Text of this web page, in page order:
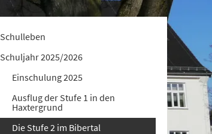
Schulleben
Schuljahr 2025/2026
Einschulung 2025
Ausflug der Stufe 1 in den
Haxtergrund
Die Stufe 2 im Bibertal